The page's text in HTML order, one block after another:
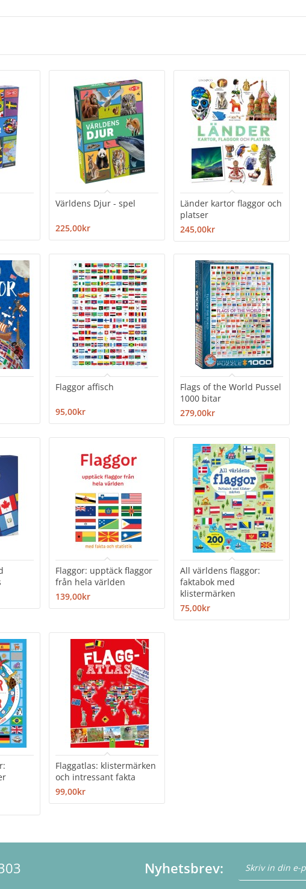
Världens Djur - spel
225,00kr
Länder kartor flaggor och
platser
245,00kr
Flaggor affisch
95,00kr
Flags of the World Pussel
1000 bitar
279,00kr
Flaggor: upptäck flaggor
från hela världen
139,00kr
All världens flaggor:
faktabok med
klistermärken
75,00kr
Flaggatlas: klistermärken
och intressant fakta
99,00kr
Nyhetsbrev: